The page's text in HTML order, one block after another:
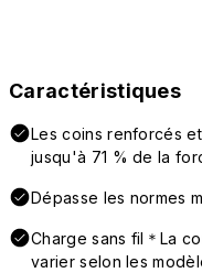
Caractéristiques
Les coins renforcés
jusqu'à 71 % de la
Dépasse les normes
Charge sans fil＊La
varier selon les